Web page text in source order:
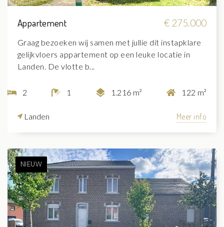
Appartement € 275.000
Graag bezoeken wij samen met jullie dit instapklare
gelijkvloers appartement op een leuke locatie in
Landen. De vlotte b...
2 1 1.216 m² 122 m²
Landen Meer info
NIEUW